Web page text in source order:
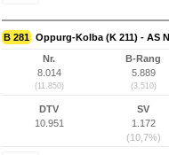
B 281 Oppurg-Kolba (K 211) - AS
Nr.
8.014
(11.850)
B-Rang
5.889
(3.510)
DTV
10.951
SV
1.172
(10,7%)